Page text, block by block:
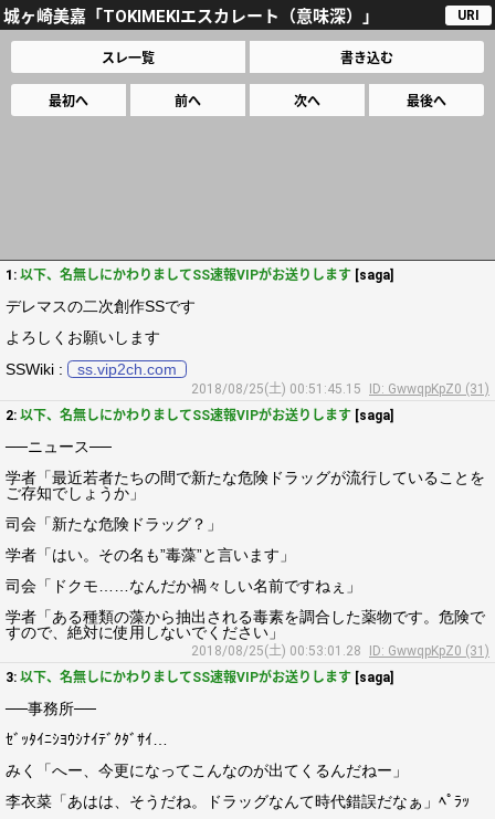
城ヶ崎美嘉「TOKIMEKIエスカレート（意味深）」 URI
スレ一覧 書き込む
最初へ 前へ 次へ 最後へ
1: 以下、名無しにかわりましてSS速報VIPがお送りします [saga]
デレマスの二次創作SSです
よろしくお願いします
SSWiki :
ss.vip2ch.com
2018/08/25(土) 00:51:45.15
ID: GwwqpKpZ0 (31)
2: 以下、名無しにかわりましてSS速報VIPがお送りします [saga]
──ニュース──
学者「最近若者たちの間で新たな危険ドラッグが流行していることを
ご存知でしょうか」
司会「新たな危険ドラッグ？」
学者「はい。その名も”毒藻”と言います」
司会「ドクモ……なんだか禍々しい名前ですねぇ」
学者「ある種類の藻から抽出される毒素を調合した薬物です。危険で
すので、絶対に使用しないでください」
2018/08/25(土) 00:53:01.28
ID: GwwqpKpZ0 (31)
3: 以下、名無しにかわりましてSS速報VIPがお送りします [saga]
──事務所──
ｾﾞｯﾀｲﾆｼﾖｳｼﾅｲﾃﾞｸﾀﾞｻｲ…
みく「へー、今更になってこんなのが出てくるんだねー」
李衣菜「あはは、そうだね。ドラッグなんて時代錯誤だなぁ」ﾍﾟﾗｯ